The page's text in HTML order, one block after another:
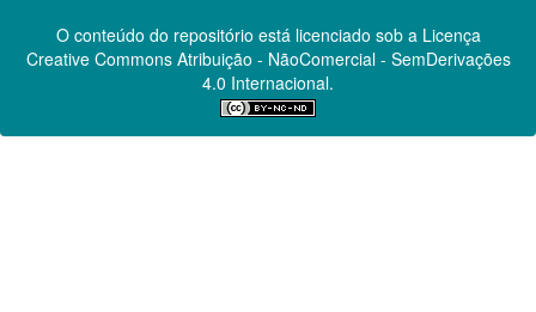
O conteúdo do repositório está licenciado sob a Licença
Creative CommonsAtribuição - NãoComercial - SemDerivações
4.0 Internacional.